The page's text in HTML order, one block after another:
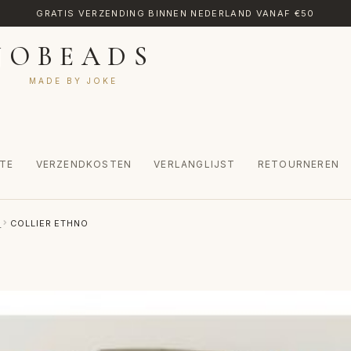
GRATIS VERZENDING BINNEN NEDERLAND VANAF €50
MADE BY JOKE
VERZENDKOSTEN VERLANGLIJST RETOURNEREN
MIJN ACCOUNT RETOURNEREN TRANSLATE VERLANGLIJST
COLLIER ETHNO